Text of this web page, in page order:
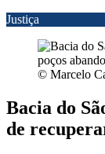
Justiça
© Marcelo
Bacia do
de